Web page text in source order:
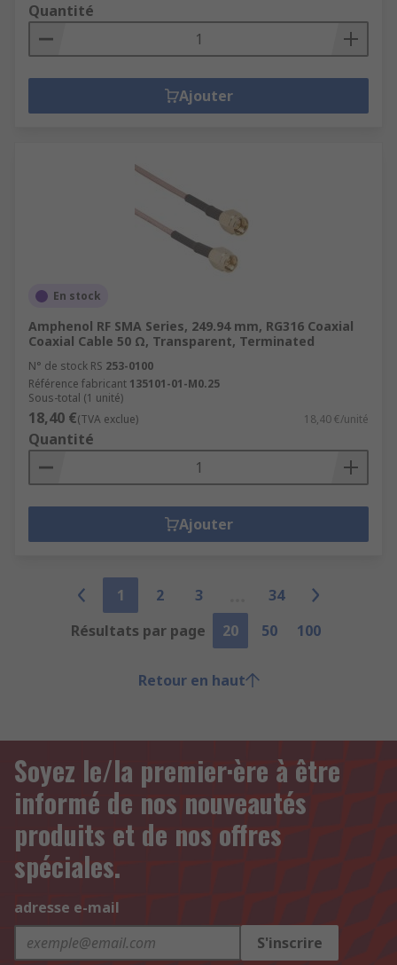
Quantité
Ajouter
En stock
Amphenol RF SMA Series, 249.94 mm, RG316 Coaxial
Coaxial Cable 50 Ω, Transparent, Terminated
N° de stock RS 253-0100
Référence fabricant 135101-01-M0.25
Sous-total (1 unité)
18,40 €(TVA exclue) 18,40 €/unité
Quantité
Ajouter
1 2 3
34
Résultats par page
20 50 100
Retour en haut
Soyez le/la premier·ère à être
informé de nos nouveautés
produits et de nos offres
spéciales.
adresse e-mail
S'inscrire